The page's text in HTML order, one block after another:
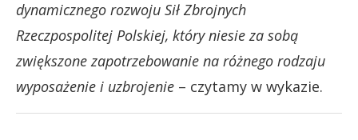
dynamicznego rozwoju Sił Zbrojnych
Rzeczpospolitej Polskiej, który niesie za sobą
zwiększone zapotrzebowanie na różnego rodzaju
wyposażenie i uzbrojenie – czytamy w wykazie.